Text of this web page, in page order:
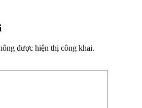
được hiện thị công khai.